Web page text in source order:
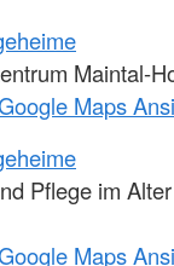
Maintal-
Maps
Pflege im
Maps